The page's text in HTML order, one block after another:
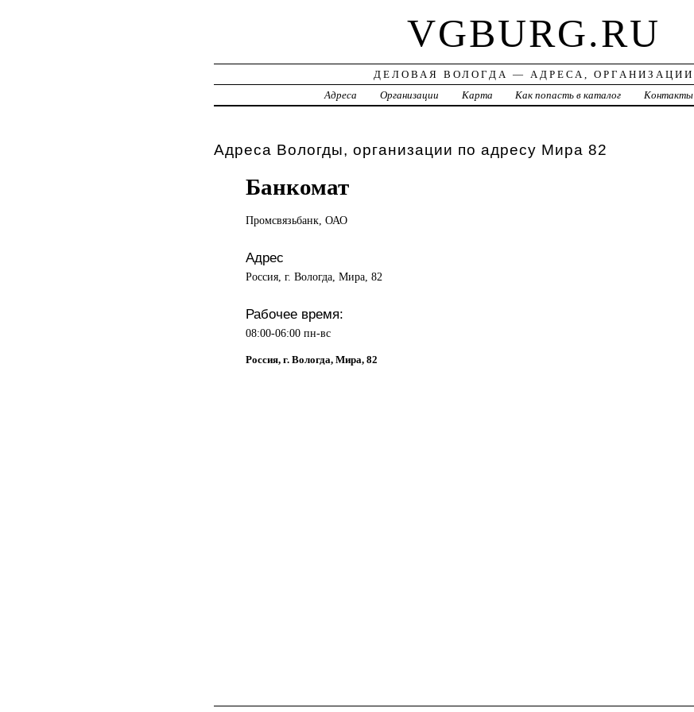
VGBURG.RU
ДЕЛОВАЯ ВОЛОГДА — АДРЕСА, ОРГАНИЗАЦИИ
Адреса
Организации Карта Как попасть в каталог Контакты
Адреса Вологды, организации по адресу Мира 82
Банкомат
Промсвязьбанк, ОАО
Адрес
Россия, г. Вологда, Мира, 82
Рабочее время:
08:00-06:00 пн-вс
Россия, г. Вологда, Мира, 82